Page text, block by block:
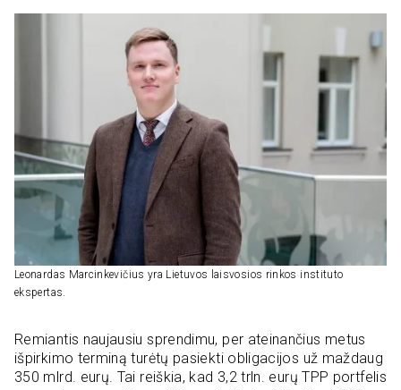
Leonardas Marcinkevičius yra Lietuvos laisvosios rinkos instituto
ekspertas.
Remiantis naujausiu sprendimu, per ateinančius metus
išpirkimo terminą turėtų pasiekti obligacijos už maždaug
350 mlrd. eurų. Tai reiškia, kad 3,2 trln. eurų TPP portfelis